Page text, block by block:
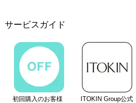
サービスガイド
初回購入のお客様
ITOKIN Group公式